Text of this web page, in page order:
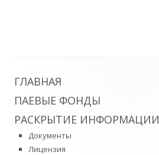
Главная
боковая
колонка
ГЛАВНАЯ
ПАЕВЫЕ ФОНДЫ
РАСКРЫТИЕ ИНФОРМАЦИИ
Документы
Лицензия